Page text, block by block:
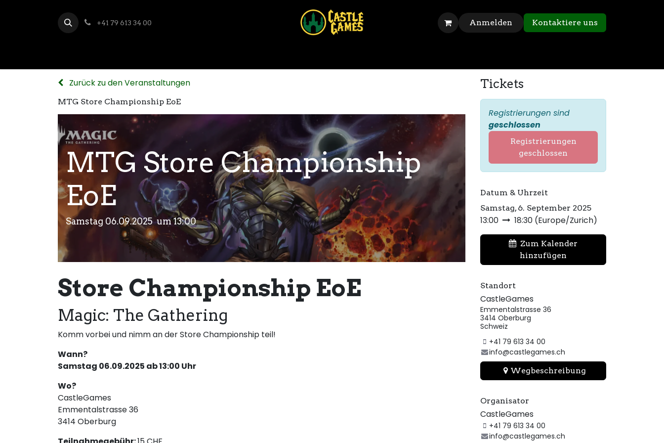
+41 79 613 34 00 Anmelden Kontaktiere uns
Zurück zu den Veranstaltungen
MTG Store Championship EoE
MTG Store Championship
EoE
Samstag 06.09.2025 um 13:00
Store Championship EoE
Magic: The Gathering
Komm vorbei und nimm an der Store Championship teil!
Wann?
Samstag 06.09.2025 ab 13:00 Uhr
Wo?
CastleGames
Emmentalstrasse 36
3414 Oberburg
Tickets
Registrierungen sind
geschlossen
Registrierungen
geschlossen
Datum & Uhrzeit
Samstag, 6. September 2025
13:00 18:30 (Europe/Zurich)
Zum Kalender
hinzufügen
Standort
CastleGames
Emmentalstrasse 36
3414 Oberburg
Schweiz
+41 79 613 34 00
info@castlegames.ch
Wegbeschreibung
Organisator
CastleGames
+41 79 613 34 00
info@castlegames.ch